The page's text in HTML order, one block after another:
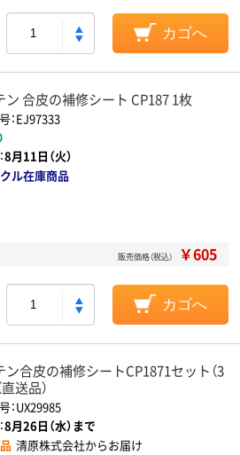
カゴへ
ン 合皮の補修シート CP187 1枚
：EJ97333
8月11日（火）
ル在庫商品
販売価格（税込） ￥605
カゴへ
ン合皮の補修シートCP1871セット（3
直送品）
：UX29985
8月26日（水）まで
清原株式会社からお届け